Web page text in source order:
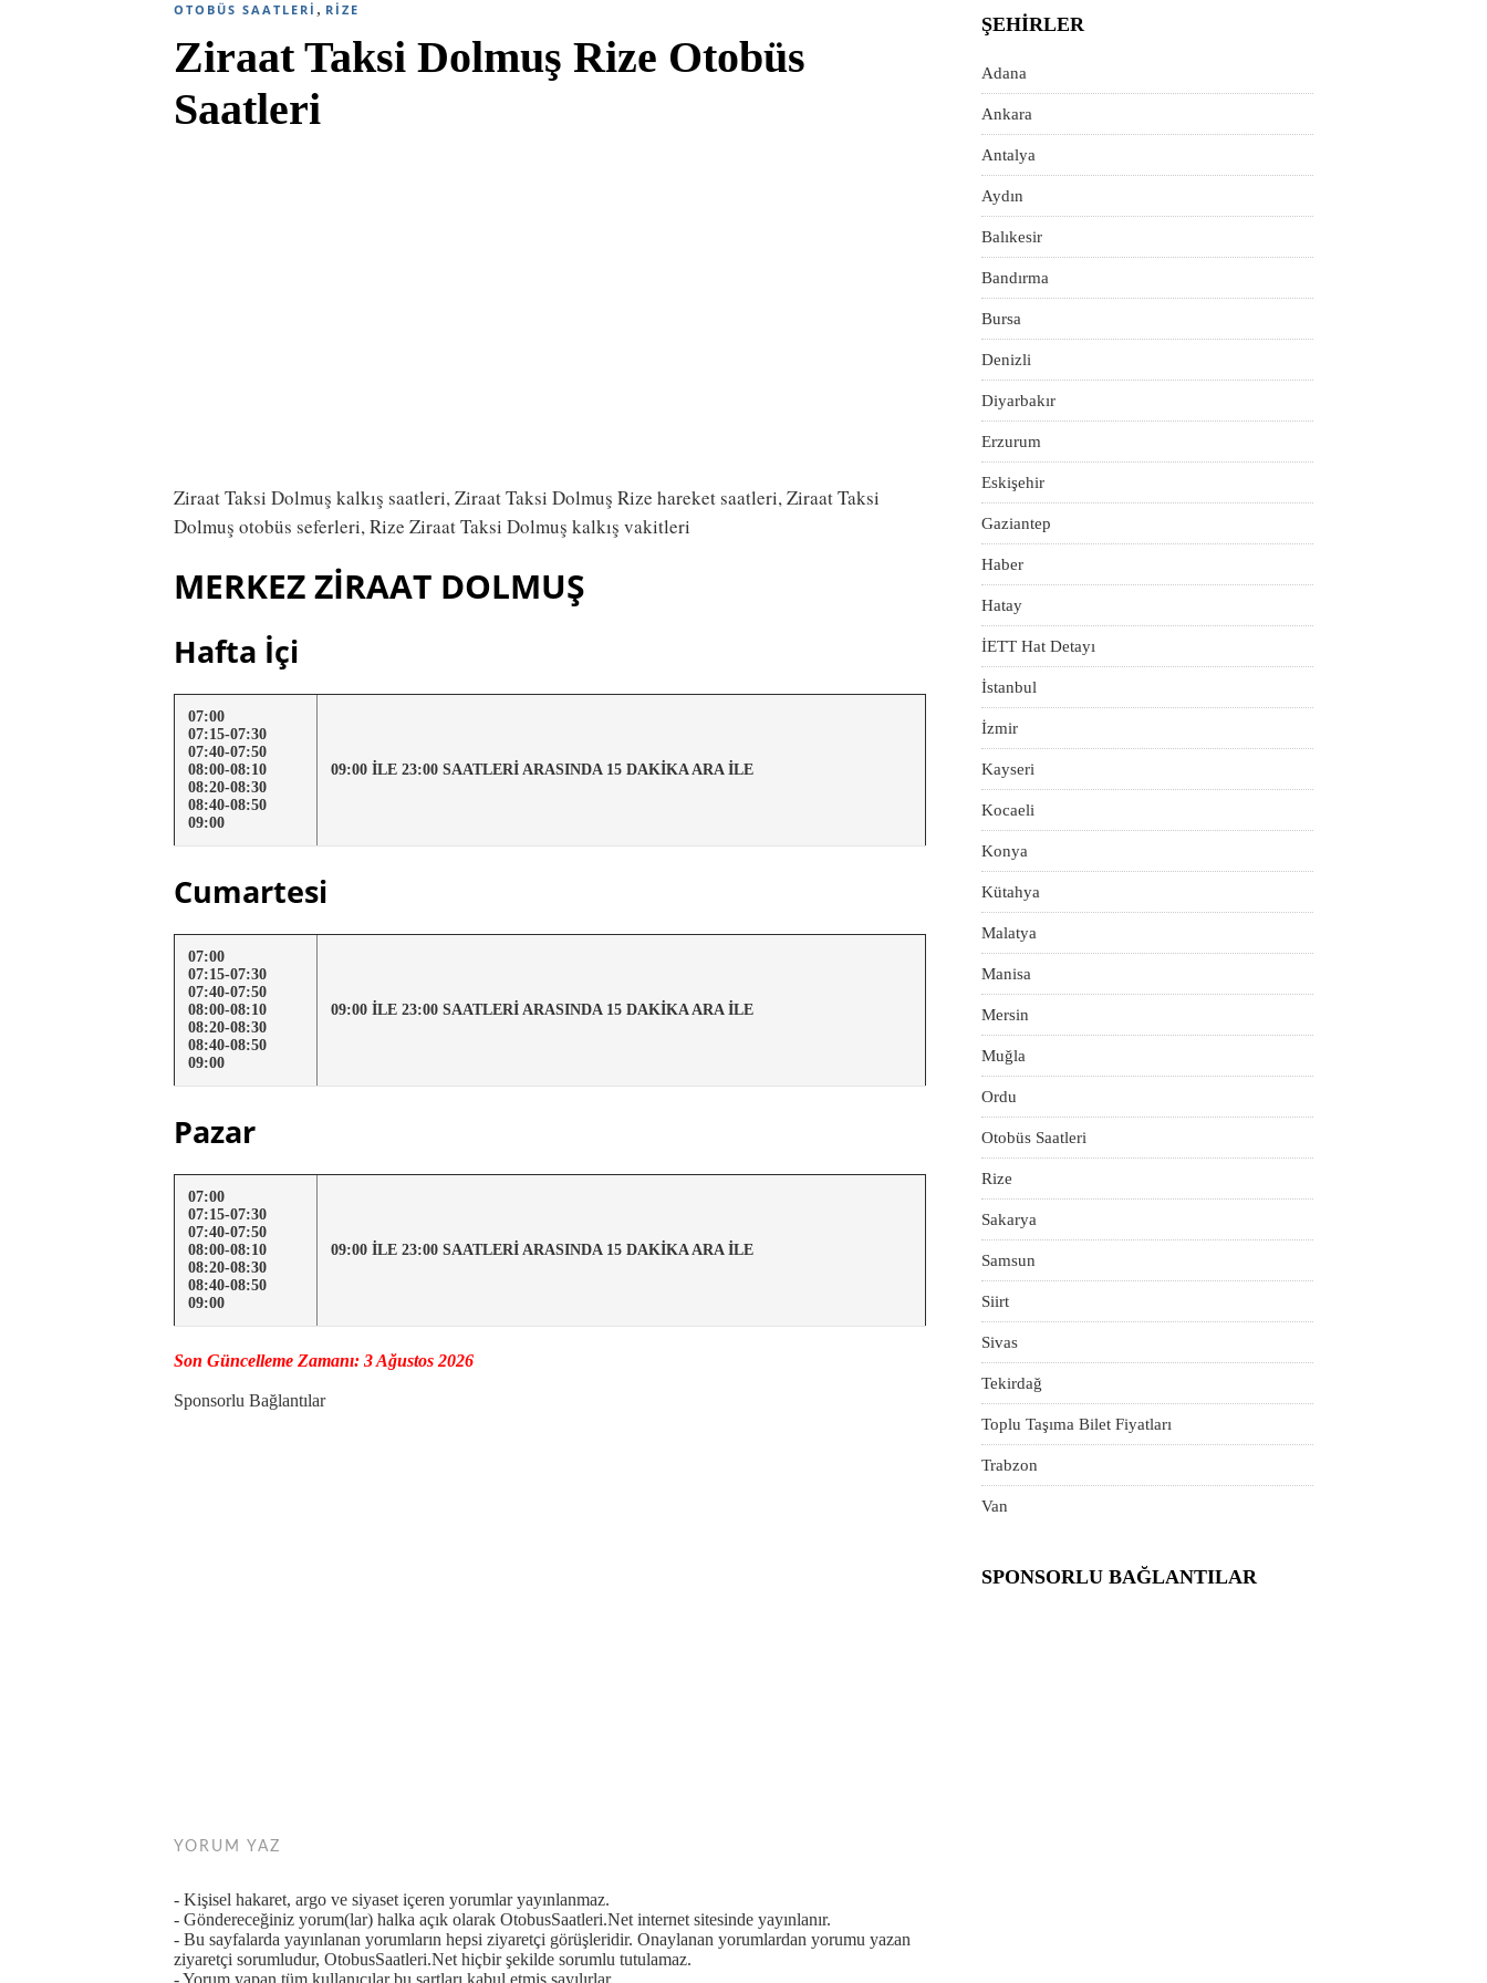
OTOBÜS SAATLERI , RIZE
Ziraat Taksi Dolmuş Rize Otobüs
Saatleri
Ziraat Taksi Dolmuş kalkış saatleri, Ziraat Taksi Dolmuş Rize hareket saatleri, Ziraat Taksi
Dolmuş otobüs seferleri, Rize Ziraat Taksi Dolmuş kalkış vakitleri
MERKEZ ZİRAAT DOLMUŞ
Hafta İçi
07:00
07:15-07:30
07:40-07:50
08:00-08:10
08:20-08:30
08:40-08:50
09:00
09:00 İLE 23:00 SAATLERİ ARASINDA 15 DAKİKA ARA İLE
Cumartesi
07:00
07:15-07:30
07:40-07:50
08:00-08:10
08:20-08:30
08:40-08:50
09:00
09:00 İLE 23:00 SAATLERİ ARASINDA 15 DAKİKA ARA İLE
Pazar
07:00
07:15-07:30
07:40-07:50
08:00-08:10
08:20-08:30
08:40-08:50
09:00
09:00 İLE 23:00 SAATLERİ ARASINDA 15 DAKİKA ARA İLE
Son Güncelleme Zamanı: 3 Ağustos 2026
Sponsorlu Bağlantılar
YORUM YAZ
- Kişisel hakaret, argo ve siyaset içeren yorumlar yayınlanmaz.
- Göndereceğiniz yorum(lar) halka açık olarak OtobusSaatleri.Net internet sitesinde yayınlanır.
- Bu sayfalarda yayınlanan yorumların hepsi ziyaretçi görüşleridir. Onaylanan yorumlardan yorumu yazan
ziyaretçi sorumludur, OtobusSaatleri.Net hiçbir şekilde sorumlu tutulamaz.
- Yorum yapan tüm kullanıcılar bu şartları kabul etmiş sayılırlar.
ŞEHIRLER
Adana
Ankara
Antalya
Aydın
Balıkesir
Bandırma
Bursa
Denizli
Diyarbakır
Erzurum
Eskişehir
Gaziantep
Haber
Hatay
İETT Hat Detayı
İstanbul
İzmir
Kayseri
Kocaeli
Konya
Kütahya
Malatya
Manisa
Mersin
Muğla
Ordu
Otobüs Saatleri
Rize
Sakarya
Samsun
Siirt
Sivas
Tekirdağ
Toplu Taşıma Bilet Fiyatları
Trabzon
Van
SPONSORLU BAĞLANTILAR